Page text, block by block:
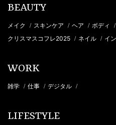
BEAUTY
メイク / スキンケア / ヘア / ボディ /
クリスマスコフレ2025 / ネイル / イ
WORK
雑学 / 仕事 / デジタル /
LIFESTYLE